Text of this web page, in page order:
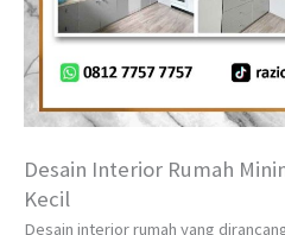
Desain Interior Rumah
Kecil
Desain interior rumah yang